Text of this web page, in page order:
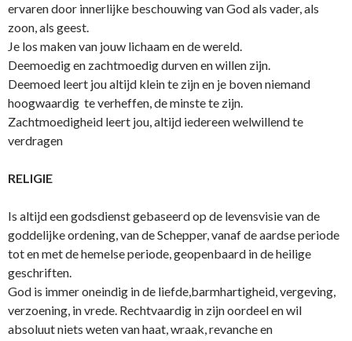
ervaren door innerlijke beschouwing van God als vader, als
zoon, als geest.
Je los maken van jouw lichaam en de wereld.
Deemoedig en zachtmoedig durven en willen zijn.
Deemoed leert jou altijd klein te zijn en je boven niemand
hoogwaardig te verheffen, de minste te zijn.
Zachtmoedigheid leert jou, altijd iedereen welwillend te
verdragen
RELIGIE
Is altijd een godsdienst gebaseerd op de levensvisie van de
goddelijke ordening, van de Schepper, vanaf de aardse periode
tot en met de hemelse periode, geopenbaard in de heilige
geschriften.
God is immer o­neindig in de liefde,barmhartigheid, vergeving,
verzoening, in vrede. Rechtvaardig in zijn oordeel en wil
absoluut niets weten van haat, wraak, revanche en